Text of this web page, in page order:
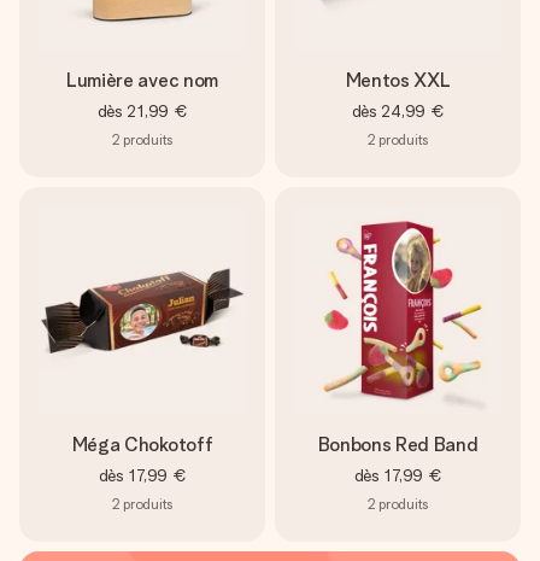
Lumière avec nom
dès 21,99 €
2 produits
Mentos XXL
dès 24,99 €
2 produits
Méga Chokotoff
dès 17,99 €
2 produits
Bonbons Red Band
dès 17,99 €
2 produits